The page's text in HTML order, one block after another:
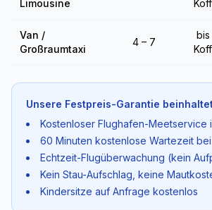
Limousine
Van /
Großraumtaxi
4 – 7
bis
Unsere Festpreis-Garantie
Kostenloser Flughafen-Meetservice
60 Minuten kostenlose Wartezeit
Echtzeit-Flugüberwachung (kein
Kein Stau-Aufschlag, keine
Kindersitze auf Anfrage kostenlos